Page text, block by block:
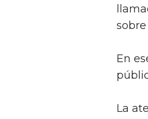
En
La